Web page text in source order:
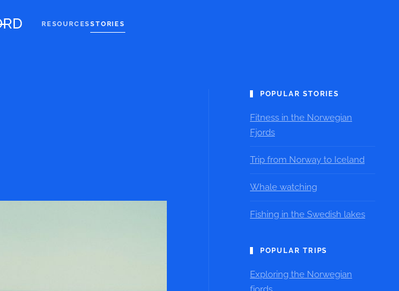
RESOURCESSTORIES
POPULAR STORIES
Fitness in the Norwegian
Fjords
Trip from Norway to Iceland
Whale watching
Fishing in the Swedish lakes
POPULAR TRIPS
Exploring the Norwegian